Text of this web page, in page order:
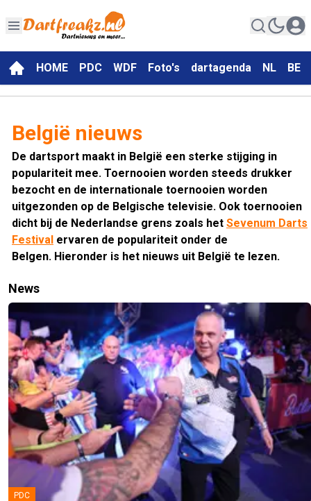
HOME PDC WDF Foto's dartagenda NL BE
België nieuws
De dartsport maakt in België een sterke stijging in
populariteit mee. Toernooien worden steeds drukker
bezocht en de internationale toernooien worden
uitgezonden op de Belgische televisie. Ook toernooien
dicht bij de Nederlandse grens zoals het Sevenum Darts
Festival ervaren de populariteit onder de
Belgen. Hieronder is het nieuws uit België te lezen.
News
PDC